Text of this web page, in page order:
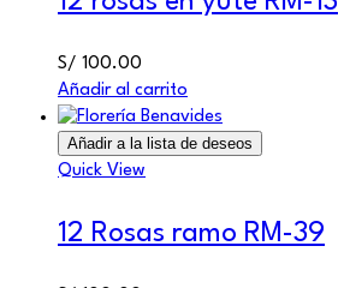
S/ 100.00
Añadir al carrito
Añadir a la lista de deseos
Quick View
12 Rosas ramo RM-39